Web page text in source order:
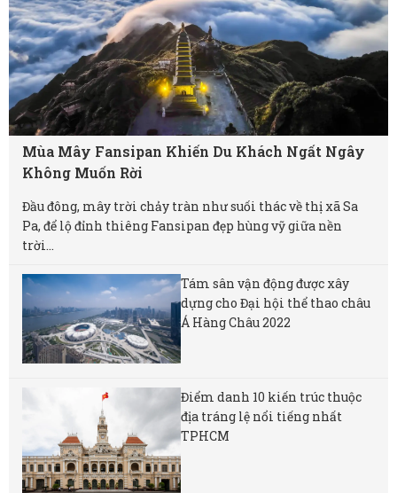
Mùa Mây Fansipan Khiến Du Khách Ngất Ngây
Không Muốn Rời
Đầu đông, mây trời chảy tràn như suối thác về thị xã Sa
Pa, để lộ đỉnh thiêng Fansipan đẹp hùng vỹ giữa nền
trời...
Tám sân vận động được xây
dựng cho Đại hội thể thao châu
Á Hàng Châu 2022
Điểm danh 10 kiến trúc thuộc
địa tráng lệ nổi tiếng nhất
TPHCM